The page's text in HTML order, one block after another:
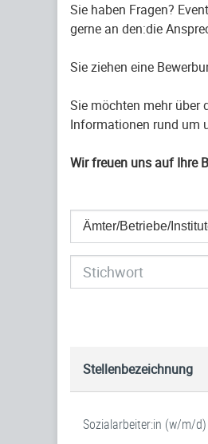
Sie haben Fragen?
gerne an den:die
Sie ziehen eine
Sie möchten mehr über
Informationen rund um
Wir freuen uns auf Ihre
Ämter/Betriebe/
Stellenbezeichnung
Sozialarbeiter:in (w/m/